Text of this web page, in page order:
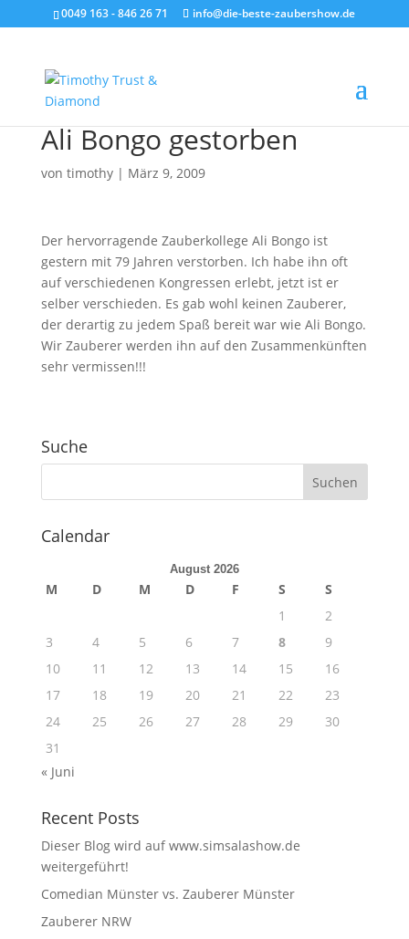
0049 163 - 846 26 71 info@die-beste-zaubershow.de
Ali Bongo gestorben
von timothy| März 9, 2009
Der hervorragende Zauberkollege Ali Bongo ist
gestern mit 79 Jahren verstorben. Ich habe ihn oft
auf verschiedenen Kongressen erlebt, jetzt ist er
selber verschieden. Es gab wohl keinen Zauberer,
der derartig zu jedem Spaß bereit war wie Ali Bongo.
Wir Zauberer werden ihn auf den Zusammenkünften
sehr vermissen!!!
Suche
Calendar
August 2026
M D M D F S
S
1
2
3
4 5 6 7 8
9
10
11 12 13 14 15
16
17
18 19 20 21 22
23
24
25 26 27 28 29
30
31
« Juni
Recent Posts
Dieser Blog wird auf www.simsalashow.de
weitergeführt!
Comedian Münster vs. Zauberer Münster
Zauberer NRW